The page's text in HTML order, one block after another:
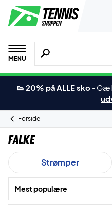
MENU
Søg efter
👟 20% på ALLE sko -
Forside
Falke
Strømper
Mest populære